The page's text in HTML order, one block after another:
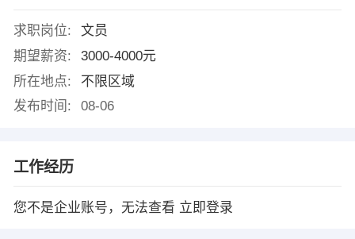
求职岗位:
文员
期望薪资:
3000-4000元
所在地点:
不限区域
发布时间:
08-06
工作经历
您不是企业账号，无法查看 立即登录